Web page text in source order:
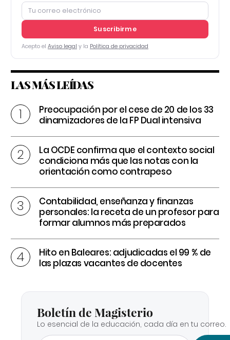
Suscribirme
Acepto el Aviso legal y la Política de privacidad
LAS MÁS LEÍDAS
Preocupación por el cese de 20 de los 33
dinamizadores de la FP Dual intensiva
La OCDE confirma que el contexto social
condiciona más que las notas con la
orientación como contrapeso
Contabilidad, enseñanza y finanzas
personales: la receta de un profesor para
formar alumnos más preparados
Hito en Baleares: adjudicadas el 99 % de
las plazas vacantes de docentes
Boletín de Magisterio
Lo esencial de la educación, cada día en tu correo.